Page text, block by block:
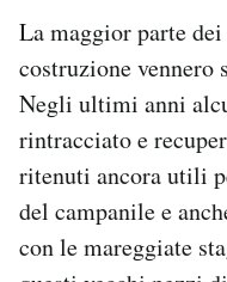
La maggior parte
costruzione
Negli ultimi anni
rintracciato e
ritenuti ancora utili
del campanile e
con le mareggiate